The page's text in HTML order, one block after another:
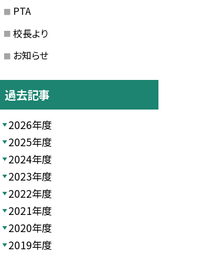
PTA
校長より
お知らせ
過去記事
2026年度
2025年度
2024年度
2023年度
2022年度
2021年度
2020年度
2019年度